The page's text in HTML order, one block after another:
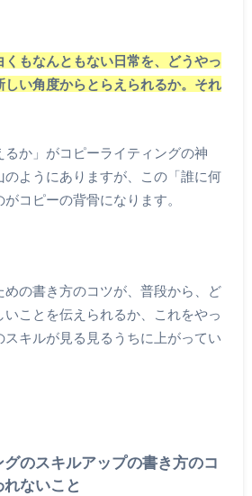
くもなんともない日常を、どうやっ
い角度からとらえられるか。それ
るか」がコピーライティングの神
ようにありますが、この「誰に何
コピーの背骨になります。
めの書き方のコツが、普段から、ど
いことを伝えられるか、これをやっ
キルが見る見るうちに上がってい
のスキルアップの書き方のコ
ないこと